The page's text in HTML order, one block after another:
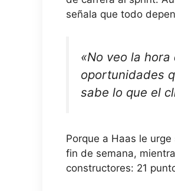
señala que todo
«No veo la
oportunidades
sabe lo que el
Porque a Haas le
fin de semana,
constructores: 21